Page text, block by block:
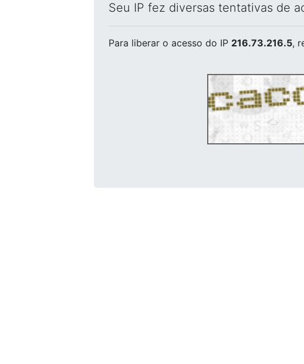
Seu IP fez diversas tentativas de
Para liberar o acesso do IP 216.73.216.5,